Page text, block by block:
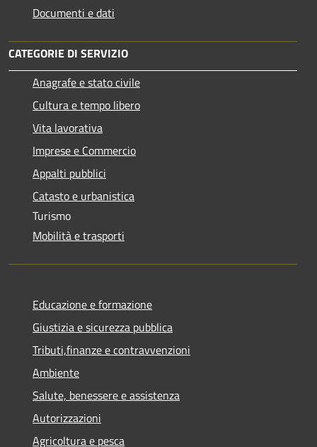
Documenti e dati
CATEGORIE DI SERVIZIO
Anagrafe e stato civile
Cultura e tempo libero
Vita lavorativa
Imprese e Commercio
Appalti pubblici
Catasto e urbanistica
Turismo
Mobilità e trasporti
Educazione e formazione
Giustizia e sicurezza pubblica
Tributi,finanze e contravvenzioni
Ambiente
Salute, benessere e assistenza
Autorizzazioni
Agricoltura e pesca